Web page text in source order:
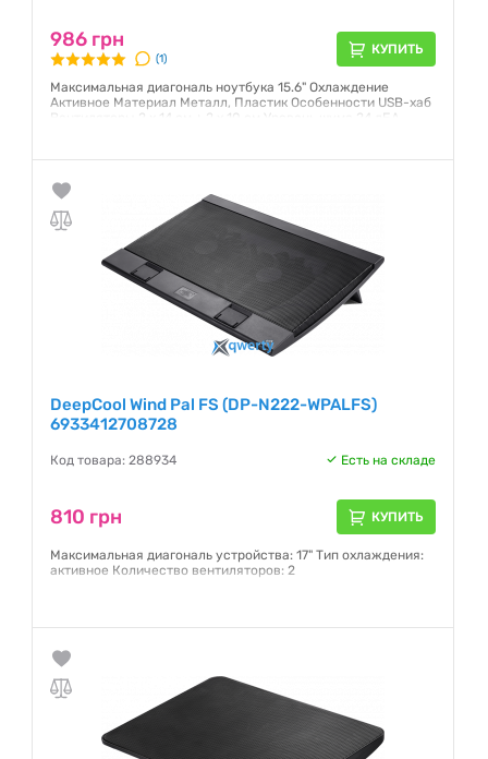
986 грн
(1)
КУПИТЬ
Максимальная диагональ ноутбука 15.6" Охлаждение
Активное Материал Металл, Пластик Особенности USB-хаб
Вентиляторы 2 х 14 см + 2 х 10 см Уровень шума 24 дБА
вентиляцией отдельных зон ноутбука и контролировать
потребление электроэнергии, выбрав один из...
Гарантия: 12 месяцев
DeepCool Wind Pal FS (DP-N222-WPALFS)
6933412708728
Код товара: 288934 Есть на складе
810 грн КУПИТЬ
Максимальная диагональ устройства: 17" Тип охлаждения:
активное Количество вентиляторов: 2